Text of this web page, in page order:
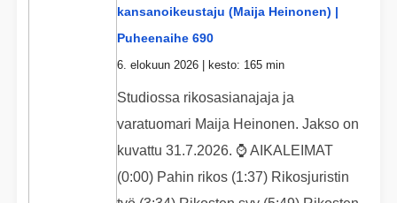
kansanoikeustaju (Maija Heinonen) |
Puheenaihe 690
6. elokuun 2026 | kesto: 165 min
Studiossa rikosasianajaja ja
varatuomari Maija Heinonen. Jakso on
kuvattu 31.7.2026. ⌚ AIKALEIMAT
(0:00) Pahin rikos (1:37) Rikosjuristin